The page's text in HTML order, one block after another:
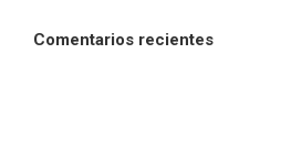
Comentarios recientes